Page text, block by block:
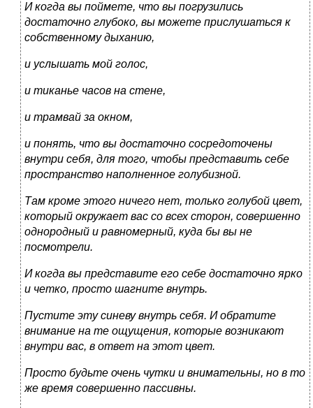
И когда вы поймете, что вы погрузились
достаточно глубоко, вы можете прислушаться к
собственному дыханию,
и услышать мой голос,
и тиканье часов на стене,
и трамвай за окном,
и понять, что вы достаточно сосредоточены
внутри себя, для того, чтобы представить себе
пространство наполненное голубизной.
Там кроме этого ничего нет, только голубой цвет,
который окружает вас со всех сторон, совершенно
однородный и равномерный, куда бы вы не
посмотрели.
И когда вы представите его себе достаточно ярко
и четко, просто шагните внутрь.
Пустите эту синеву внутрь себя. И обратите
внимание на те ощущения, которые возникают
внутри вас, в ответ на этот цвет.
Просто будьте очень чутки и внимательны, но в то
же время совершенно пассивны.